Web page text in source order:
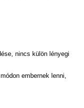
nincs külön lényegi
embernek lenni,